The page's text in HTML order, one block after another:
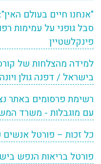
"אנחנו חיים בעולם
סבל גופני על עמימות
פינקלשטיין
למידה מהצלחות של
בישראל / דפנה גולן
רשימת פרסומים באתר
עם מוגבלות - משרד
כל זכות – פורטל אנשים
פורטל בריאות הנפש